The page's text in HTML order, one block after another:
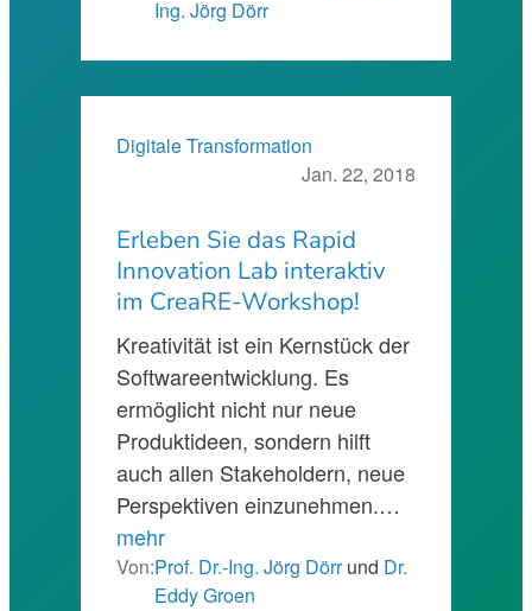
Ing. Jörg Dörr
Digitale Transformation
Jan. 22, 2018
Erleben Sie das Rapid
Innovation Lab interaktiv
im CreaRE-Workshop!
Kreativität ist ein Kernstück der
Softwareentwicklung. Es
ermöglicht nicht nur neue
Produktideen, sondern hilft
auch allen Stakeholdern, neue
Perspektiven einzunehmen.…
mehr
Von:Prof. Dr.-Ing. Jörg Dörrund Dr.
Eddy Groen